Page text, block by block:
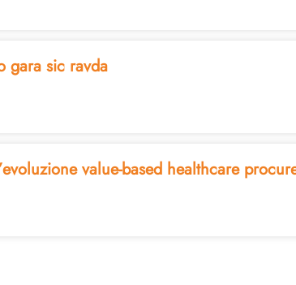
gara sic ravda
value-based healthcare